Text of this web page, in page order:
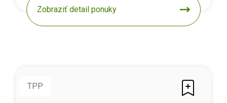
Zobraziť detail ponuky
TPP